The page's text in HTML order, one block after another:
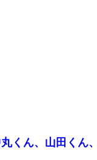
くん、山田くん、